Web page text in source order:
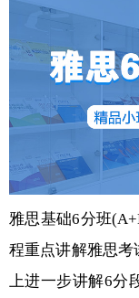
雅思基础6分班
程重点讲解雅思考
上进一步讲解6分